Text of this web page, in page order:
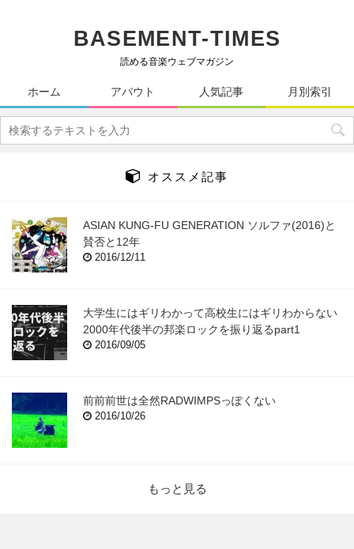
BASEMENT-TIMES
読める音楽ウェブマガジン
ホーム アバウト 人気記事 月別索引
オススメ記事
ASIAN KUNG-FU GENERATION ソルファ(2016)と
賛否と12年
2016/12/11
大学生にはギリわかって高校生にはギリわからない
2000年代後半の邦楽ロックを振り返るpart1
2016/09/05
前前前世は全然RADWIMPSっぽくない
2016/10/26
もっと見る